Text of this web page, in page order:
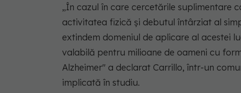
„În cazul în care cercetările suplimentare
activitatea fizică și debutul întârziat al
extindem domeniul de aplicare al acestei
valabilă pentru milioane de oameni cu
Alzheimer" a declarat Carrillo, într-un
implicată în studiu.